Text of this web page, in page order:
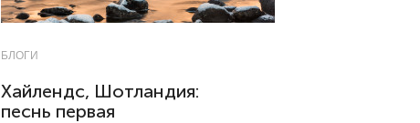
БЛОГИ
Хайлендс, Шотландия:
песнь первая